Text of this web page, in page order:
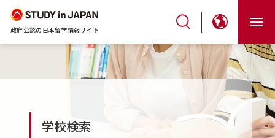
政府公認の日本留学情報サイト
学校検索